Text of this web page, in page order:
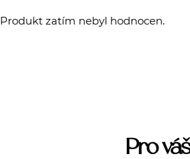
Produkt zatím nebyl hodnocen.
Pro váš